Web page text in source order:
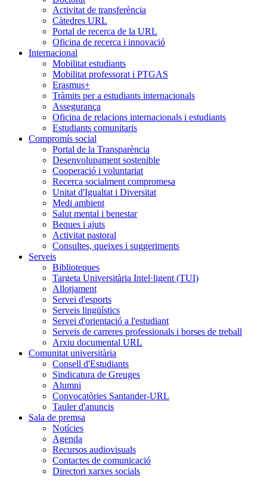
Activitat de transferència
Càtedres URL
Portal de recerca de la URL
Oficina de recerca i innovació
Internacional
Mobilitat estudiants
Mobilitat professorat i PTGAS
Erasmus+
Tràmits per a estudiants internacionals
Assegurança
Oficina de relacions internacionals i estudiants
Estudiants comunitaris
Compromís social
Portal de la Transparència
Desenvolupament sostenible
Cooperació i voluntariat
Recerca socialment compromesa
Unitat d'Igualtat i Diversitat
Medi ambient
Salut mental i benestar
Beques i ajuts
Activitat pastoral
Consultes, queixes i suggeriments
Serveis
Biblioteques
Targeta Universitària Intel·ligent (TUI)
Allotjament
Servei d'esports
Serveis lingüístics
Servei d'orientació a l'estudiant
Serveis de carreres professionals i borses de treball
Arxiu documental URL
Comunitat universitària
Consell d'Estudiants
Sindicatura de Greuges
Alumni
Convocatòries Santander-URL
Tauler d'anuncis
Sala de premsa
Notícies
Agenda
Recursos audiovisuals
Contactes de comunicació
Directori xarxes socials